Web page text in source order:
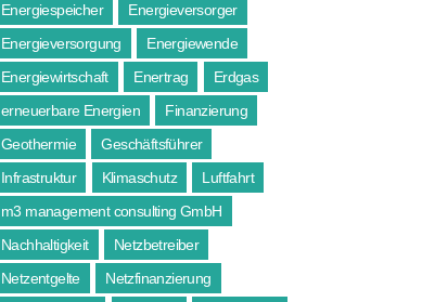
Energiespeicher
Energieversorger
Energieversorgung
Energiewende
Energiewirtschaft
Enertrag
Erdgas
erneuerbare Energien
Finanzierung
Geothermie
Geschäftsführer
Infrastruktur
Klimaschutz
Luftfahrt
m3 management consulting GmbH
Nachhaltigkeit
Netzbetreiber
Netzentgelte
Netzfinanzierung